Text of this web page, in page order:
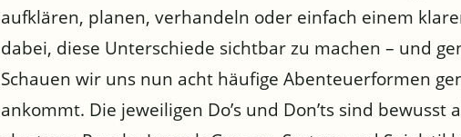
aufklären, planen, verhandeln oder einfach einem
dabei, diese Unterschiede sichtbar zu machen – und
Schauen wir uns nun acht häufige Abenteuerformen
ankommt. Die jeweiligen Do’s und Don’ts sind